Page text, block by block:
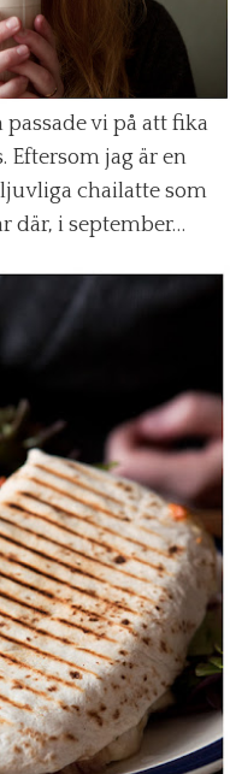
vi på att fika
Eftersom jag är en
chailatte som
där, i september…